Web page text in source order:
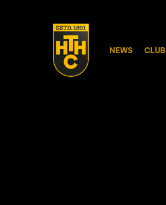
NEWS CLUB